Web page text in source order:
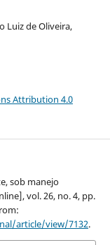
Luiz de Oliveira,
Attribution 4.0
sob manejo
vol. 26, no. 4, pp.
article/view/7132.